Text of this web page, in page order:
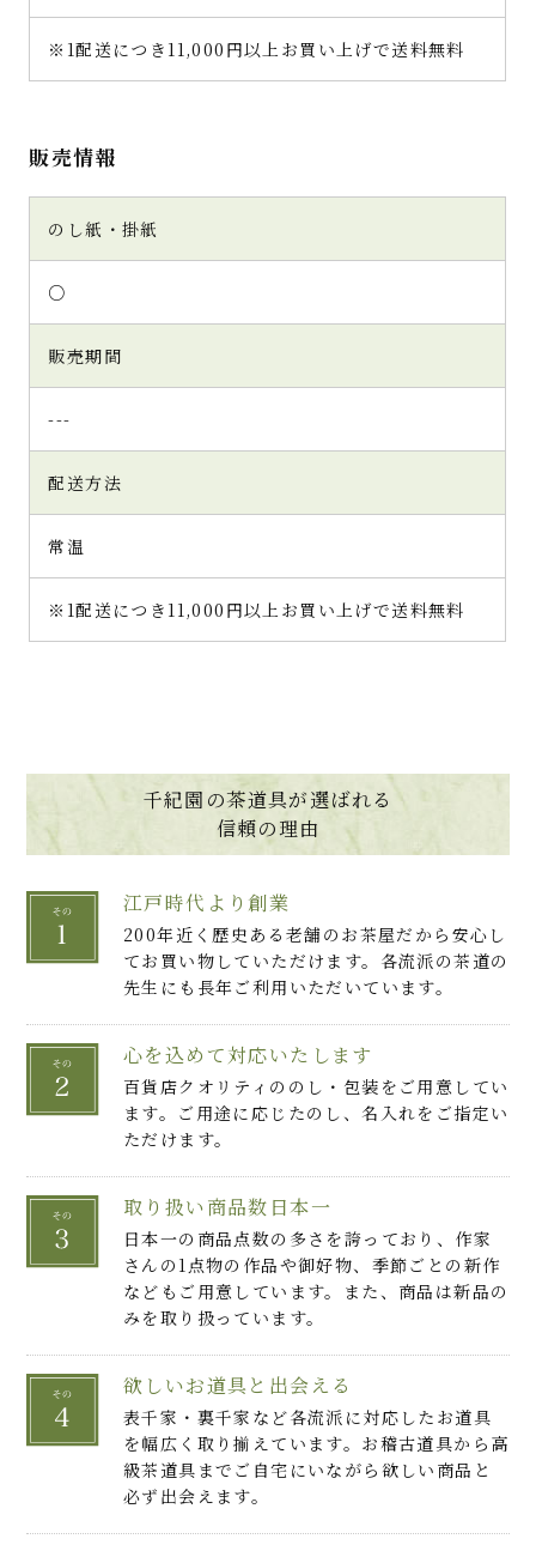
※1配送につき11,000円以上お買い上げで送料無料
販売情報
のし紙・掛紙
○
販売期間
---
配送方法
常温
※1配送につき11,000円以上お買い上げで送料無料
千紀園の茶道具が選ばれる
信頼の理由
江戸時代より創業
200年近く歴史ある老舗のお茶屋だから安心し
てお買い物していただけます。各流派の茶道の
先生にも長年ご利用いただいています。
心を込めて対応いたします
百貨店クオリティののし・包装をご用意してい
ます。ご用途に応じたのし、名入れをご指定い
ただけます。
取り扱い商品数日本一
日本一の商品点数の多さを誇っており、作家
さんの1点物の作品や御好物、季節ごとの新作
などもご用意しています。また、商品は新品の
みを取り扱っています。
欲しいお道具と出会える
表千家・裏千家など各流派に対応したお道具
を幅広く取り揃えています。お稽古道具から高
級茶道具までご自宅にいながら欲しい商品と
必ず出会えます。